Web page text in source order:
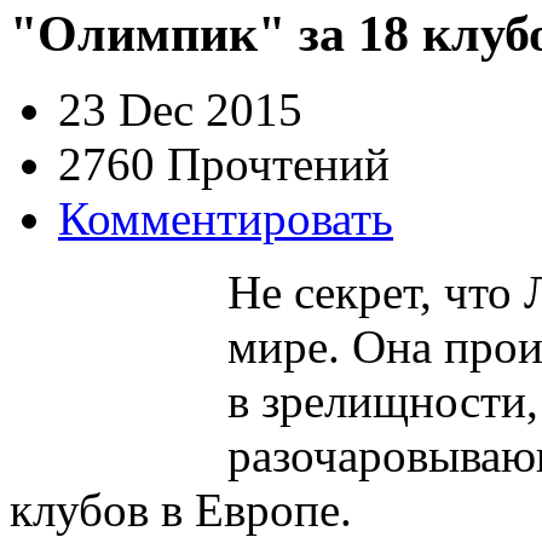
"Олимпик" за 18
23 Dec 2015
2760 Прочтений
Комментировать
Не секрет, что
мире. Она
в
клубов в Европе.